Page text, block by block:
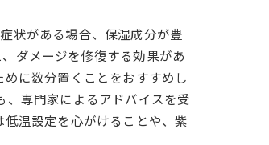
状がある場合、保湿成分が豊
ダメージを修復する効果があ
に数分置くことをおすすめし
、専門家によるアドバイスを受
温設定を心がけることや、紫